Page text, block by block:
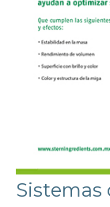
Sistemas